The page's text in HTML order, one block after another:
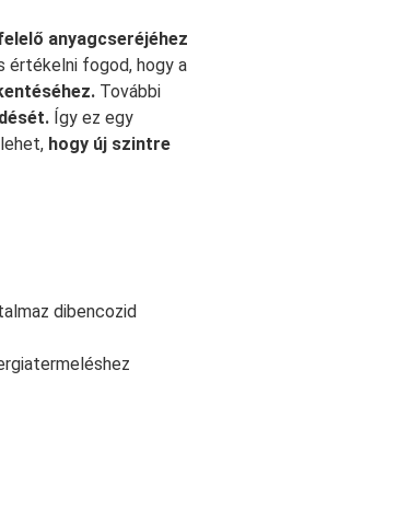
anyagcseréjéhez
értékelni fogod, hogy a
További
Így ez egy
hogy új szintre
dibencozid